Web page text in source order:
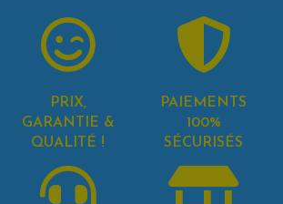
PRIX,
GARANTIE &
QUALITÉ !
PAIEMENTS
100%
SÉCURISÉS